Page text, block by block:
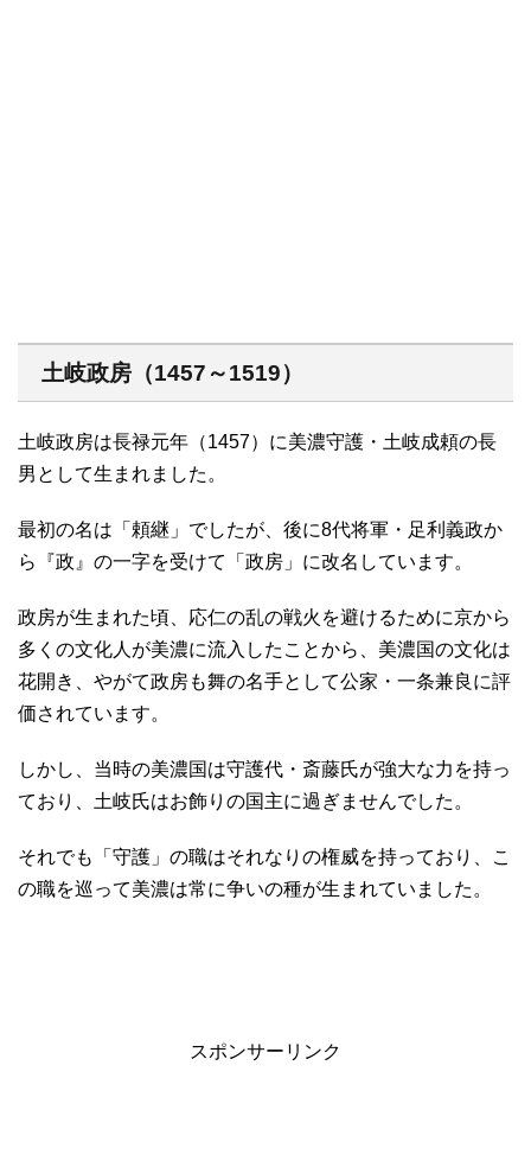
土岐政房（1457～1519）
土岐政房は長禄元年（1457）に美濃守護・土岐成頼の長
男として生まれました。
最初の名は「頼継」でしたが、後に8代将軍・足利義政か
ら『政』の一字を受けて「政房」に改名しています。
政房が生まれた頃、応仁の乱の戦火を避けるために京から
多くの文化人が美濃に流入したことから、美濃国の文化は
花開き、やがて政房も舞の名手として公家・一条兼良に評
価されています。
しかし、当時の美濃国は守護代・斎藤氏が強大な力を持っ
ており、土岐氏はお飾りの国主に過ぎませんでした。
それでも「守護」の職はそれなりの権威を持っており、こ
の職を巡って美濃は常に争いの種が生まれていました。
スポンサーリンク